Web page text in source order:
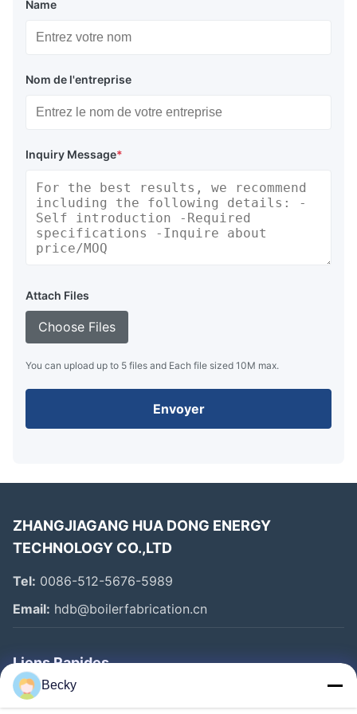
Name
Nom de l'entreprise
Inquiry Message*
Attach Files
Choose Files
You can upload up to 5 files and Each file sized 10M max.
Envoyer
ZHANGJIAGANG HUA DONG ENERGY
TECHNOLOGY CO.,LTD
Tel: 0086-512-5676-5989
Email: hdb@boilerfabrication.cn
Liens Rapides
Maison
Becky